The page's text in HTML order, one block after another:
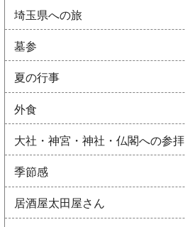
埼玉県への旅
墓参
夏の行事
外食
大社・神宮・神社・仏閣への参拝
季節感
居酒屋太田屋さん